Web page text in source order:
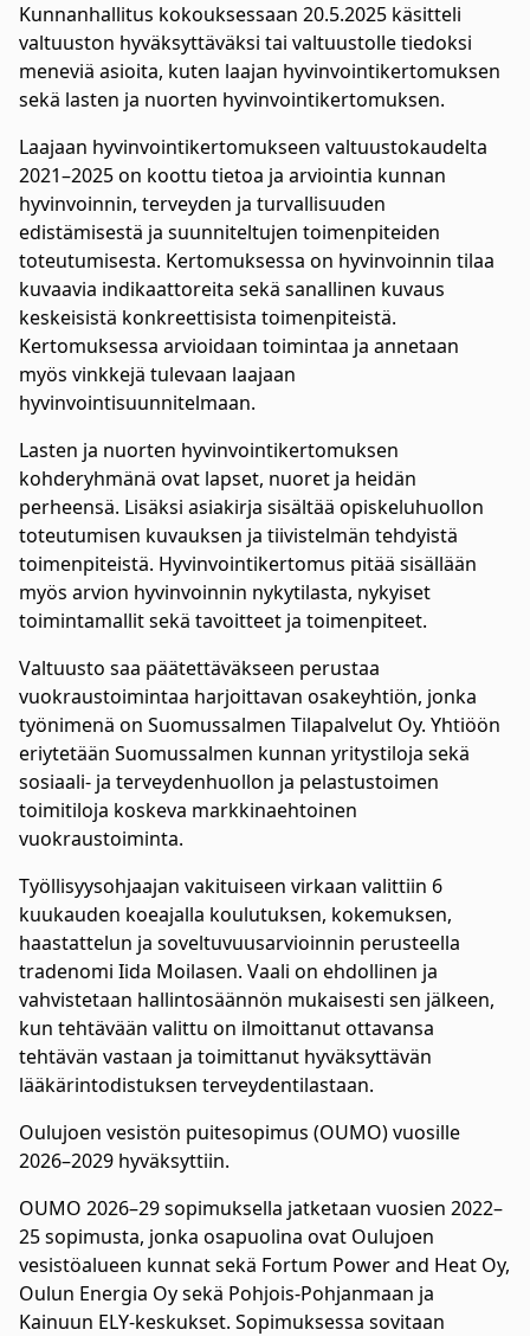
Kunnanhallitus kokouksessaan 20.5.2025 käsitteli
valtuuston hyväksyttäväksi tai valtuustolle tiedoksi
meneviä asioita, kuten laajan hyvinvointikertomuksen
sekä lasten ja nuorten hyvinvointikertomuksen.
Laajaan hyvinvointikertomukseen valtuustokaudelta
2021–2025 on koottu tietoa ja arviointia kunnan
hyvinvoinnin, terveyden ja turvallisuuden
edistämisestä ja suunniteltujen toimenpiteiden
toteutumisesta. Kertomuksessa on hyvinvoinnin tilaa
kuvaavia indikaattoreita sekä sanallinen kuvaus
keskeisistä konkreettisista toimenpiteistä.
Kertomuksessa arvioidaan toimintaa ja annetaan
myös vinkkejä tulevaan laajaan
hyvinvointisuunnitelmaan.
Lasten ja nuorten hyvinvointikertomuksen
kohderyhmänä ovat lapset, nuoret ja heidän
perheensä. Lisäksi asiakirja sisältää opiskeluhuollon
toteutumisen kuvauksen ja tiivistelmän tehdyistä
toimenpiteistä. Hyvinvointikertomus pitää sisällään
myös arvion hyvinvoinnin nykytilasta, nykyiset
toimintamallit sekä tavoitteet ja toimenpiteet.
Valtuusto saa päätettäväkseen perustaa
vuokraustoimintaa harjoittavan osakeyhtiön, jonka
työnimenä on Suomussalmen Tilapalvelut Oy. Yhtiöön
eriytetään Suomussalmen kunnan yritystiloja sekä
sosiaali- ja terveydenhuollon ja pelastustoimen
toimitiloja koskeva markkinaehtoinen
vuokraustoiminta.
Työllisyysohjaajan vakituiseen virkaan valittiin 6
kuukauden koeajalla koulutuksen, kokemuksen,
haastattelun ja soveltuvuusarvioinnin perusteella
tradenomi Iida Moilasen. Vaali on ehdollinen ja
vahvistetaan hallintosäännön mukaisesti sen jälkeen,
kun tehtävään valittu on ilmoittanut ottavansa
tehtävän vastaan ja toimittanut hyväksyttävän
lääkärintodistuksen terveydentilastaan.
Oulujoen vesistön puitesopimus (OUMO) vuosille
2026–2029 hyväksyttiin.
OUMO 2026–29 sopimuksella jatketaan vuosien 2022–
25 sopimusta, jonka osapuolina ovat Oulujoen
vesistöalueen kunnat sekä Fortum Power and Heat Oy,
Oulun Energia Oy sekä Pohjois-Pohjanmaan ja
Kainuun ELY-keskukset. Sopimuksessa sovitaan